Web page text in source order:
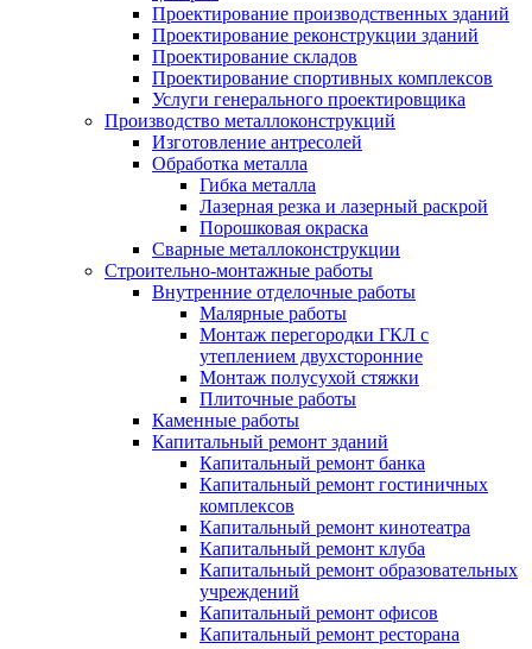
Проектирование производственных зданий
Проектирование реконструкции зданий
Проектирование складов
Проектирование спортивных комплексов
Услуги генерального проектировщика
Производство металлоконструкций
Изготовление антресолей
Обработка металла
Гибка металла
Лазерная резка и лазерный раскрой
Порошковая окраска
Сварные металлоконструкции
Строительно-монтажные работы
Внутренние отделочные работы
Малярные работы
Монтаж перегородки ГКЛ с
утеплением двухсторонние
Монтаж полусухой стяжки
Плиточные работы
Каменные работы
Капитальный ремонт зданий
Капитальный ремонт банка
Капитальный ремонт гостиничных
комплексов
Капитальный ремонт кинотеатра
Капитальный ремонт клуба
Капитальный ремонт образовательных
учреждений
Капитальный ремонт офисов
Капитальный ремонт ресторана